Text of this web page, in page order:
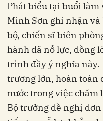
Phát biểu tại buổi làm
Minh Sơn ghi nhận
bộ, chiến sĩ biên
hành đã nỗ lực, đồng
trình đầy ý nghĩa này.
trương lớn, hoàn toàn
nước trong việc chăm
Bộ trưởng đề nghị